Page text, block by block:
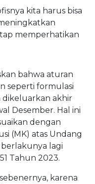
kita harus bisa
memperhatikan
bahwa aturan
seperti formulasi
dikeluarkan akhir
Desember. Hal ini
dengan
(MK) atas Undang
lagi
Tahun 2023.
karena